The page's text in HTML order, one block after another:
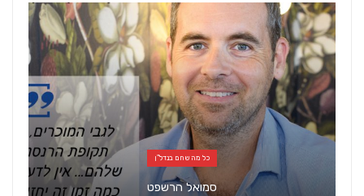
כל מה שחם בנדל"ן
סמואל הרשפט